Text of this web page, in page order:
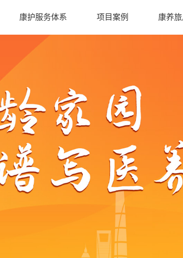
康护服务体系 项目案例 康养